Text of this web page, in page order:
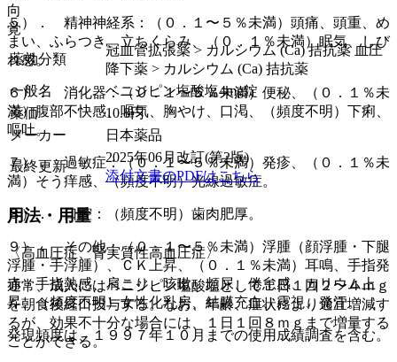
５）． 精神神経系：（０．１〜５％未満）頭痛、頭重、め
まい、ふらつき、立ちくらみ、（０．１％未満）眠気、しび
れ感。
６）． 消化器：（０．１〜５％未満）便秘、（０．１％未
満）腹部不快感、嘔気、胸やけ、口渇、（頻度不明）下痢、
嘔吐。
７）． 過敏症：（０．１〜５％未満）発疹、（０．１％未
満）そう痒感、（頻度不明）光線過敏症。
８）． 口腔：（頻度不明）歯肉肥厚。
９）． その他：（０．１〜５％未満）浮腫（顔浮腫・下腿
浮腫・手浮腫）、ＣＫ上昇、（０．１％未満）耳鳴、手指発
赤・手指熱感、肩こり、咳嗽、頻尿、倦怠感、カリウム上
昇、（頻度不明）女性化乳房、結膜充血、霧視、発汗。
発現頻度は、１９９７年１０月までの使用成績調査を含む。
向
覚
薬効分類
冠血管拡張薬 > カルシウム (Ca) 拮抗薬 血圧
降下薬 > カルシウム (Ca) 拮抗薬
一般名
ベニジピン塩酸塩4mg錠
薬価
10.8円
メーカー
日本薬品
最終更新
2025年06月改訂(第2版)
添付文書のPDFはこちら
用法・用量
〈高血圧症、腎実質性高血圧症〉
通常、成人にはベニジピン塩酸塩として１日１回２〜４ｍｇ
を朝食後経口投与する。なお、年齢、症状により適宜増減す
るが、効果不十分な場合には、１日１回８ｍｇまで増量する
ことができる。